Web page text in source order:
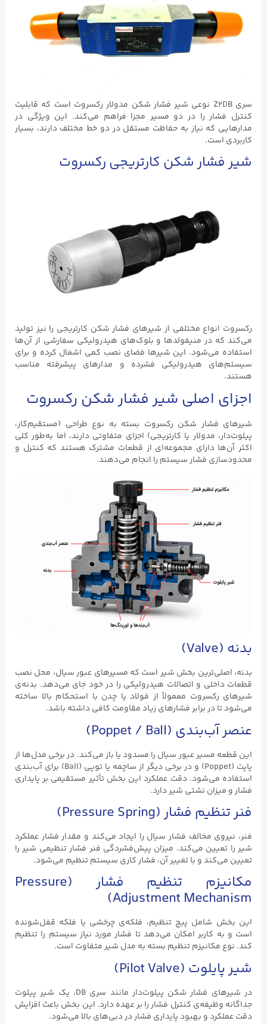
سری Z2DB نوعی شیر فشار شکن مدولار رکسروت است که قابلیت
کنترل فشار را در دو مسیر مجزا فراهم می‌کند. این ویژگی در
مدارهایی که نیاز به حفاظت مستقل در دو خط مختلف دارند، بسیار
کاربردی است.
شیر فشار شکن کارتریجی رکسروت
رکسروت انواع مختلفی از شیرهای فشار شکن کارتریجی را نیز تولید
می‌کند که در منیفولدها و بلوک‌های هیدرولیکی سفارشی از آن‌ها
استفاده می‌شود. این شیرها فضای نصب کمی اشغال کرده و برای
سیستم‌های هیدرولیکی فشرده و مدارهای پیشرفته مناسب
هستند.
اجزای اصلی شیر فشار شکن رکسروت
شیرهای فشار شکن رکسروت بسته به نوع طراحی (مستقیم‌کار،
پیلوت‌دار، مدولار یا کارتریجی) اجزای متفاوتی دارند، اما به‌طور کلی
اکثر آن‌ها دارای مجموعه‌ای از قطعات مشترک هستند که کنترل و
محدودسازی فشار سیستم را انجام می‌دهند.
بدنه (Valve)
بدنه، اصلی‌ترین بخش شیر است که مسیرهای عبور سیال، محل نصب
قطعات داخلی و اتصالات هیدرولیکی را در خود جای می‌دهد. بدنه‌ی
شیرهای رکسروت معمولاً از فولاد یا چدن با استحکام بالا ساخته
می‌شود تا در برابر فشارهای زیاد مقاومت کافی داشته باشد.
عنصر آب‌بندی (Poppet / Ball)
این قطعه مسیر عبور سیال را مسدود یا باز می‌کند. در برخی مدل‌ها از
پاپت (Poppet) و در برخی دیگر از ساچمه یا توپی (Ball) برای آب‌بندی
استفاده می‌شود. دقت عملکرد این بخش تأثیر مستقیمی بر پایداری
فشار و میزان نشتی شیر دارد.
فنر تنظیم فشار (Pressure Spring)
فنر، نیروی مخالف فشار سیال را ایجاد می‌کند و مقدار فشار عملکرد
شیر را تعیین می‌کند. میزان پیش‌فشردگی فنر فشار تنظیمی شیر را
تعیین می‌کند و با تغییر آن، فشار کاری سیستم تنظیم می‌شود.
مکانیزم تنظیم فشار (Pressure
Adjustment Mechanism)
این بخش شامل پیچ تنظیم، فلکه‌ی چرخشی یا فلکه قفل‌شونده
است و به کاربر امکان می‌دهد تا فشار مورد نیاز سیستم را تنظیم
کند. نوع مکانیزم تنظیم بسته به مدل شیر متفاوت است.
شیر پایلوت (Pilot Valve)
در شیرهای فشار شکن پیلوت‌دار مانند سری DB، یک شیر پیلوت
جداگانه وظیفه‌ی کنترل فشار را بر عهده دارد. این بخش باعث افزایش
دقت عملکرد و بهبود پایداری فشار در دبی‌های بالا می‌شود.